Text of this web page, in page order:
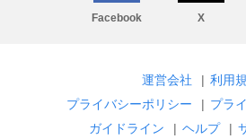
Facebook X
運営会社 | 利用
プライバシーポリシー
| プラ
ガイドライン
| ヘルプ |